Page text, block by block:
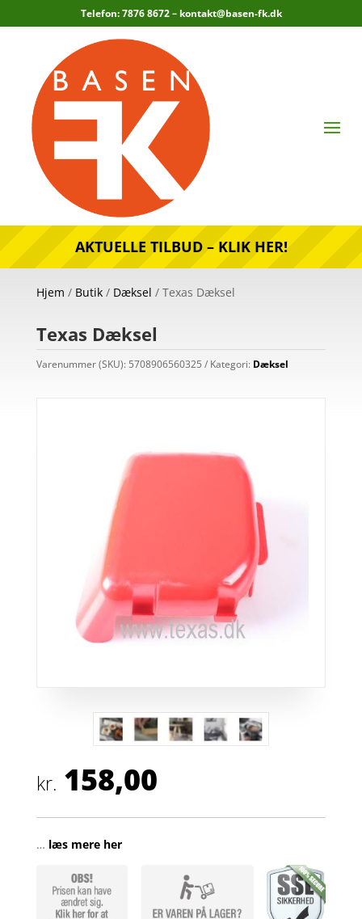
Telefon: 7876 8672 – kontakt@basen-fk.dk
AKTUELLE TILBUD – KLIK HER!
Hjem / Butik/ Dæksel / Texas Dæksel
Texas Dæksel
Varenummer (SKU): 5708906560325 Kategori: Dæksel
kr. 158,00
… læs mere her